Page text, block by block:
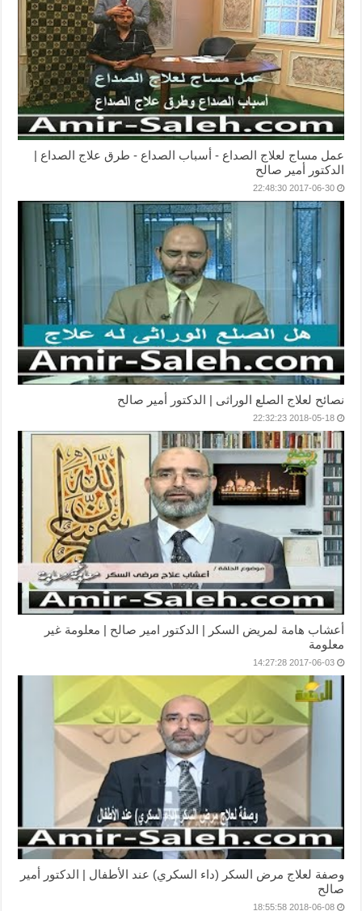
عمل مساج لعلاج الصداع - أسباب الصداع - طرق علاج الصداع |
الدكتور أمير صالح
2017-06-30 22:48:30
نصائح لعلاج الصلع الوراثى | الدكتور أمير صالح
2018-05-18 22:32:23
أعشاب هامة لمريض السكر | الدكتور امير صالح | معلومة غير
معلومة
2017-06-03 14:27:28
وصفة لعلاج مرض السكر (داء السكري) عند الأطفال | الدكتور أمير
صالح
2018-06-08 18:55:58